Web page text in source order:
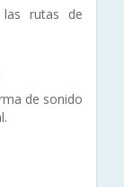
las rutas de
de sonido